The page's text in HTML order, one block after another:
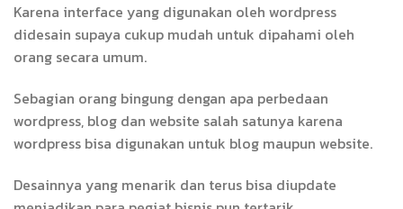
Karena interface yang digunakan oleh wordpress
didesain supaya cukup mudah untuk dipahami oleh
orang secara umum.
Sebagian orang bingung dengan apa perbedaan
wordpress, blog dan website salah satunya karena
wordpress bisa digunakan untuk blog maupun website.
Desainnya yang menarik dan terus bisa diupdate